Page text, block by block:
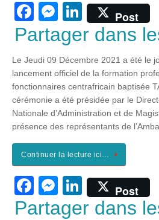
F
a
e
b
o
o
k
M
e
ss
e
n
g
er
Li
n
e
dI
n
Post
Partager dans
Le Jeudi 09 Décembre 2021 a été le
lancement officiel de la formation
fonctionnaires centrafricain baptisée
cérémonie a été présidée par le
Nationale d’Administration et de
présence des représentants de
Continuer la lecture ici…
F
a
M
e
Li
n
Post
Partager dans